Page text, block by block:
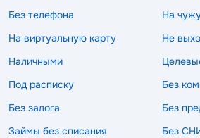
Без телефона
На
На виртуальную карту
Не
Наличными
Под расписку
Без
Без залога
Без
Займы без списания
Без